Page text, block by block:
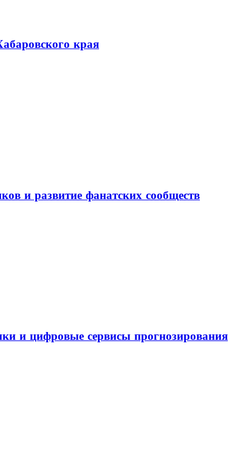
края
и развитие фанатских сообществ
и цифровые сервисы прогнозирования